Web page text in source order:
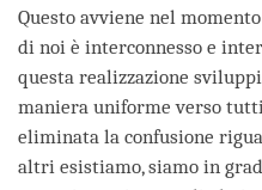
Questo avviene nel
di noi è interconnesso e
questa realizzazione
maniera uniforme verso
eliminata la confusione
altri esistiamo, siamo in